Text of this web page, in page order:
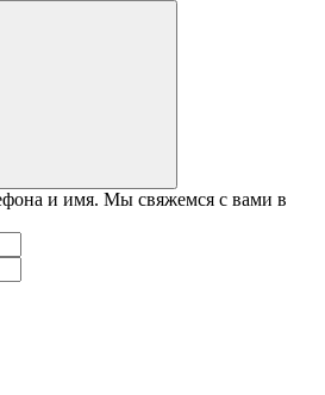
и имя. Мы свяжемся с вами в